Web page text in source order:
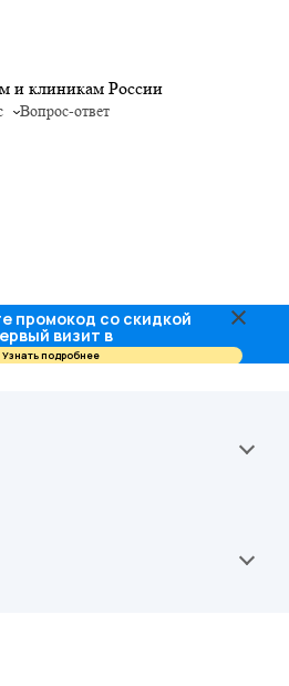
и клиникам России
Вопрос-ответ
промокод со скидкой
визит в
Узнать подробнее